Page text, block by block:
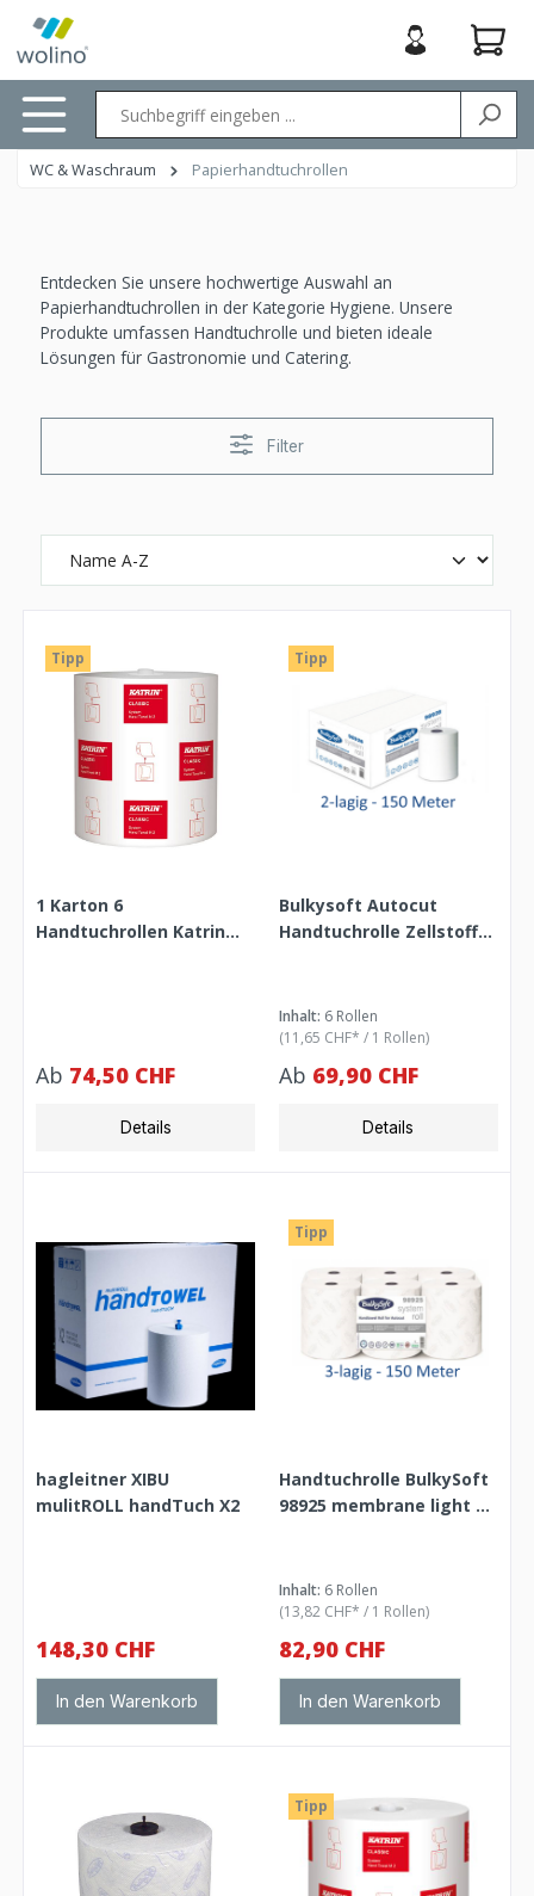
springen
WC & Waschraum Papierhandtuchrollen
Entdecken Sie unsere hochwertige Auswahl an
Papierhandtuchrollen in der Kategorie Hygiene. Unsere
Produkte umfassen Handtuchrolle und bieten ideale
Lösungen für Gastronomie und Catering.
Filter
Tipp
1 Karton 6
Handtuchrollen Katrin
Ab 74,50 CHF
Details
Tipp
Bulkysoft Autocut
Handtuchrolle Zellstoff
Inhalt: 6 Rollen
(11,65 CHF* / 1 Rollen)
Ab 69,90 CHF
Details
hagleitner XIBU
mulitROLL handTuch X2
148,30 CHF
In den Warenkorb
Tipp
Handtuchrolle BulkySoft
98925 membrane light 3-
Inhalt: 6 Rollen
(13,82 CHF* / 1 Rollen)
82,90 CHF
In den Warenkorb
Tipp